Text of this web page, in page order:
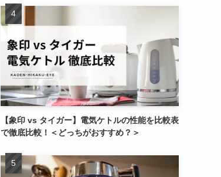
【象印 vs タイガー】電気ケトルの性能を比較表
で徹底比較！＜どっちがおすすめ？＞